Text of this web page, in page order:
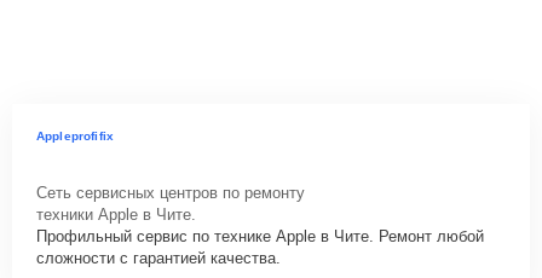
Appleprofifix
Сеть сервисных центров по ремонту
техники Apple в Чите.
Профильный сервис по технике Apple в Чите. Ремонт любой
сложности с гарантией качества.